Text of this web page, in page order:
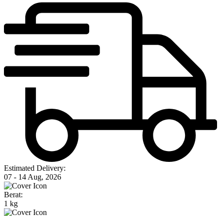
Estimated Delivery:
07 - 14 Aug, 2026
Berat:
1 kg